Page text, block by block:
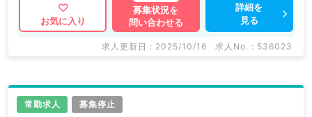
情報以外にも産業医等の企業系求人も多数扱っていま
す。 求人内容の詳細等はお気軽にお問合せ下さい
お気に入り
募集状況を
問い合わせる
詳細を
見る
求人更新日 : 2025/10/16 求人No. : 536023
常勤求人 募集停止